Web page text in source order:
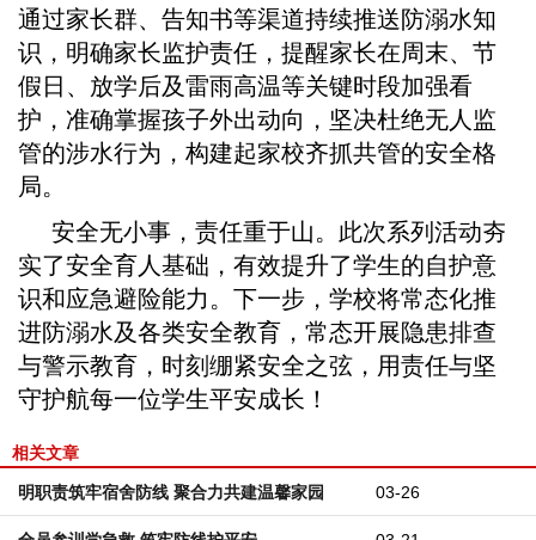
通过家长群、告知书等渠道持续推送防溺水知
识，明确家长监护责任，提醒家长在周末、节
假日、放学后及雷雨高温等关键时段加强看
护，准确掌握孩子外出动向，坚决杜绝无人监
管的涉水行为，构建起家校齐抓共管的安全格
局。
安全无小事，责任重于山。此次系列活动夯
实了安全育人基础，有效提升了学生的自护意
识和应急避险能力。下一步，学校将常态化推
进防溺水及各类安全教育，常态开展隐患排查
与警示教育，时刻绷紧安全之弦，用责任与坚
守护航每一位学生平安成长！
相关文章
03-26
明职责筑牢宿舍防线 聚合力共建温馨家园